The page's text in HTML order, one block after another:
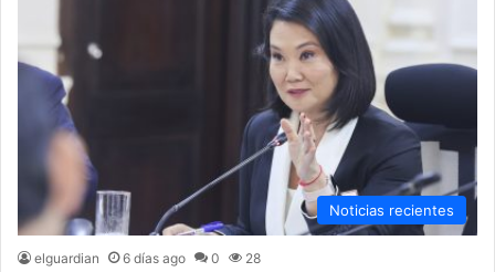
Noticias recientes
elguardian 6 días ago 0 28